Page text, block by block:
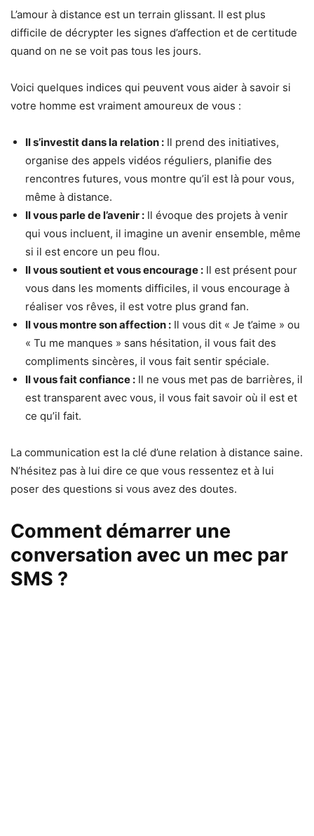
L’amour à distance est un terrain glissant. Il est plus
difficile de décrypter les signes d’affection et de certitude
quand on ne se voit pas tous les jours.
Voici quelques indices qui peuvent vous aider à savoir si
votre homme est vraiment amoureux de vous :
Il s’investit dans la relation : Il prend des initiatives,
organise des appels vidéos réguliers, planifie des
rencontres futures, vous montre qu’il est là pour vous,
même à distance.
Il vous parle de l’avenir : Il évoque des projets à venir
qui vous incluent, il imagine un avenir ensemble, même
si il est encore un peu flou.
Il vous soutient et vous encourage : Il est présent pour
vous dans les moments difficiles, il vous encourage à
réaliser vos rêves, il est votre plus grand fan.
Il vous montre son affection : Il vous dit « Je t’aime » ou
« Tu me manques » sans hésitation, il vous fait des
compliments sincères, il vous fait sentir spéciale.
Il vous fait confiance : Il ne vous met pas de barrières, il
est transparent avec vous, il vous fait savoir où il est et
ce qu’il fait.
La communication est la clé d’une relation à distance saine.
N’hésitez pas à lui dire ce que vous ressentez et à lui
poser des questions si vous avez des doutes.
Comment démarrer une
conversation avec un mec par
SMS ?